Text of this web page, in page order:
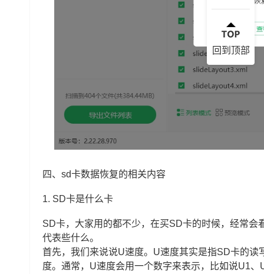
四、sd卡数据恢复的相关内容
1. SD卡是什么卡
SD卡，大家用的都不少，在买SD卡的时候，经常会
代表些什么。
首先，我们来说说U速度。U速度其实是指SD卡的
度。通常，U速度会用一个数字来表示，比如说U1
回到顶部